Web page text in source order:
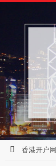
香港开户网